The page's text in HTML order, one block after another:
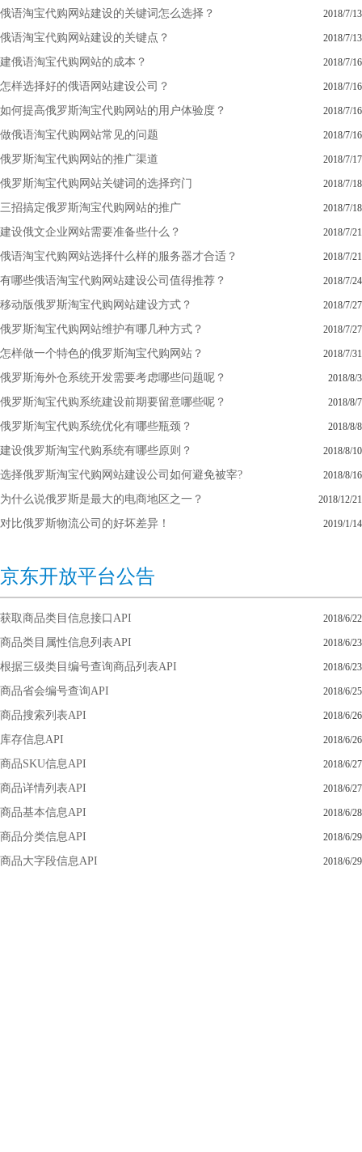
俄语淘宝代购网站建设的关键词怎么选择？ 2018/7/13
俄语淘宝代购网站建设的关键点？ 2018/7/13
建俄语淘宝代购网站的成本？ 2018/7/16
怎样选择好的俄语网站建设公司？ 2018/7/16
如何提高俄罗斯淘宝代购网站的用户体验度？ 2018/7/16
做俄语淘宝代购网站常见的问题 2018/7/16
俄罗斯淘宝代购网站的推广渠道 2018/7/17
俄罗斯淘宝代购网站关键词的选择窍门 2018/7/18
三招搞定俄罗斯淘宝代购网站的推广 2018/7/18
建设俄文企业网站需要准备些什么？ 2018/7/21
俄语淘宝代购网站选择什么样的服务器才合适？ 2018/7/21
有哪些俄语淘宝代购网站建设公司值得推荐？ 2018/7/24
移动版俄罗斯淘宝代购网站建设方式？ 2018/7/27
俄罗斯淘宝代购网站维护有哪几种方式？ 2018/7/27
怎样做一个特色的俄罗斯淘宝代购网站？ 2018/7/31
俄罗斯海外仓系统开发需要考虑哪些问题呢？ 2018/8/3
俄罗斯淘宝代购系统建设前期要留意哪些呢？ 2018/8/7
俄罗斯淘宝代购系统优化有哪些瓶颈？ 2018/8/8
建设俄罗斯淘宝代购系统有哪些原则？ 2018/8/10
选择俄罗斯淘宝代购网站建设公司如何避免被宰? 2018/8/16
为什么说俄罗斯是最大的电商地区之一？ 2018/12/21
对比俄罗斯物流公司的好坏差异！ 2019/1/14
京东开放平台公告
获取商品类目信息接口API 2018/6/22
商品类目属性信息列表API 2018/6/23
根据三级类目编号查询商品列表API 2018/6/23
商品省会编号查询API 2018/6/25
商品搜索列表API 2018/6/26
库存信息API 2018/6/26
商品SKU信息API 2018/6/27
商品详情列表API 2018/6/27
商品基本信息API 2018/6/28
商品分类信息API 2018/6/29
商品大字段信息API 2018/6/29